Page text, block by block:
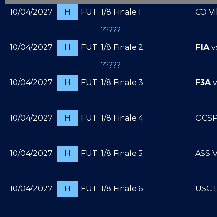
10/04/2027
H FUT 1/8 Finale 1
CO
?????
10/04/2027
H FUT 1/8 Finale 2 F1A
?????
10/04/2027
H FUT 1/8 Finale 3 F3A
10/04/2027 H FUT 1/8 Finale 4
10/04/2027 H FUT 1/8 Finale 5 ASS
10/04/2027 H FUT 1/8 Finale 6 USC